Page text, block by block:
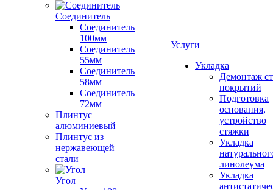
Соединитель
Соединитель
100мм
Соединитель
55мм
Соединитель
58мм
Соединитель
72мм
Плинтус
алюминиевый
Плинтус из
нержавеющей
стали
Угол
Услуги
Укладка
Демонтаж
покрытий
Подготовка
основания,
устройство
стяжки
Укладка
линолеума
Укладка